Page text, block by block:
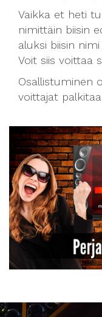
Vaikka et heti
nimittäin biisin
aluksi biisin
Voit siis voittaa
Osallistuminen
voittajat